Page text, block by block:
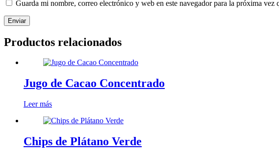
Guarda mi nombre, correo electrónico y web en este navegador para la próxima vez
Enviar
Productos relacionados
Jugo de Cacao Concentrado
Leer más
Chips de Plátano Verde